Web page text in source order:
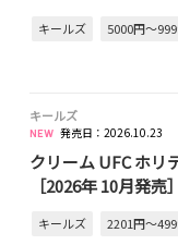
キールズ 5000円～
キールズ
発売日：2026.10.23
クリーム UFC ホリ
［2026年 10月発売］
キールズ 2201円～